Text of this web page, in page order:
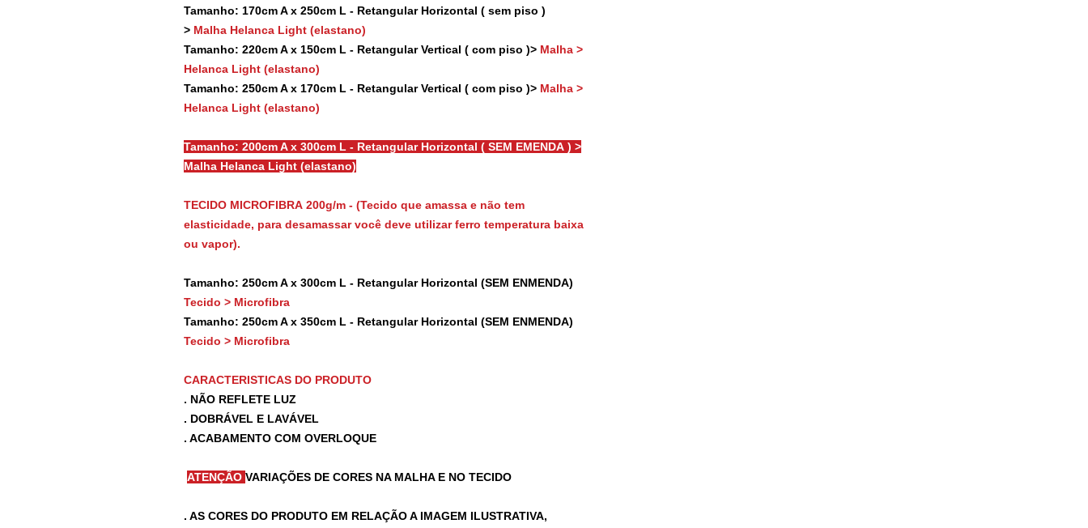
Tamanho: 170cm A x 250cm L - Retangular Horizontal ( sem piso )
> Malha Helanca Light (elastano)
Tamanho: 220cm A x 150cm L - Retangular Vertical ( com piso )> Malha >
Helanca Light (elastano)
Tamanho: 250cm A x 170cm L - Retangular Vertical ( com piso )> Malha >
Helanca Light (elastano)
Tamanho: 200cm A x 300cm L - Retangular Horizontal ( SEM EMENDA ) >
Malha Helanca Light (elastano)
TECIDO MICROFIBRA 200g/m - (Tecido que amassa e não tem
elasticidade, para desamassar você deve utilizar ferro temperatura baixa
ou vapor).
Tamanho: 250cm A x 300cm L - Retangular Horizontal (SEM ENMENDA)
Tecido > Microfibra
Tamanho: 250cm A x 350cm L - Retangular Horizontal (SEM ENMENDA)
Tecido > Microfibra
CARACTERISTICAS DO PRODUTO
. NÃO REFLETE LUZ
. DOBRÁVEL E LAVÁVEL
. ACABAMENTO COM OVERLOQUE
ATENÇÃO VARIAÇÕES DE CORES NA MALHA E NO TECIDO
. AS CORES DO PRODUTO EM RELAÇÃO A IMAGEM ILUSTRATIVA,